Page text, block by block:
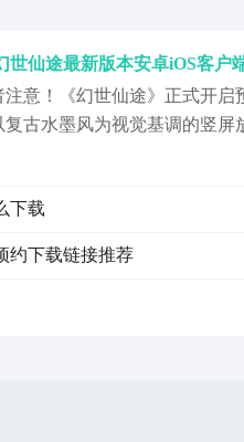
意！《幻世仙途》正式开启
古水墨风为视觉基调的竖屏
“躺平修仙”理念，无需高频
《幻世仙途》最新预约下载地
下载
约下载链接推荐